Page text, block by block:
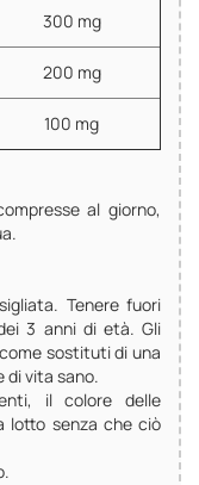
300 mg
200 mg
100 mg
al giorno,
Tenere fuori
3 anni di età. Gli
sostituti di una
di vita sano.
il colore delle
lotto senza che ciò